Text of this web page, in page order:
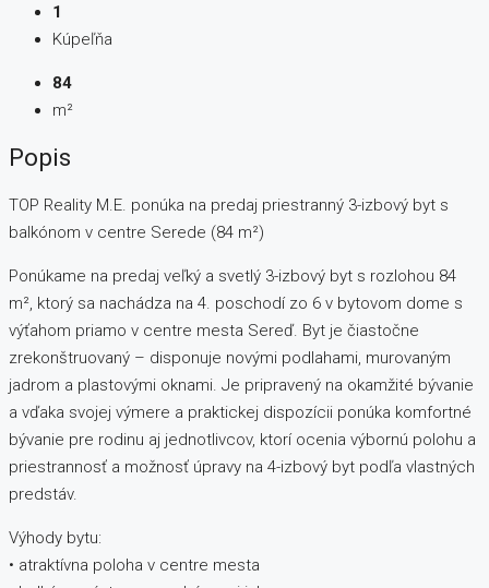
1
Kúpeľňa
84
m²
Popis
TOP Reality M.E. ponúka na predaj priestranný 3-izbový byt s
balkónom v centre Serede (84 m²)
Ponúkame na predaj veľký a svetlý 3-izbový byt s rozlohou 84
m², ktorý sa nachádza na 4. poschodí zo 6 v bytovom dome s
výťahom priamo v centre mesta Sereď. Byt je čiastočne
zrekonštruovaný – disponuje novými podlahami, murovaným
jadrom a plastovými oknami. Je pripravený na okamžité bývanie
a vďaka svojej výmere a praktickej dispozícii ponúka komfortné
bývanie pre rodinu aj jednotlivcov, ktorí ocenia výbornú polohu a
priestrannosť a možnosť úpravy na 4-izbový byt podľa vlastných
predstáv.
Výhody bytu:
• atraktívna poloha v centre mesta